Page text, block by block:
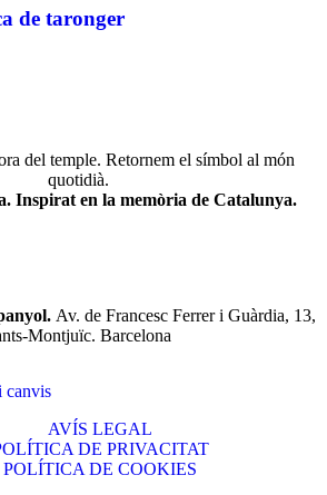
de taronger
del temple. Retornem el símbol al món
quotidià.
Inspirat en la memòria de Catalunya.
Av. de Francesc Ferrer i Guàrdia, 13,
Montjuïc. Barcelona
canvis
AVÍS LEGAL
DE PRIVACITAT
POLÍTICA DE COOKIES